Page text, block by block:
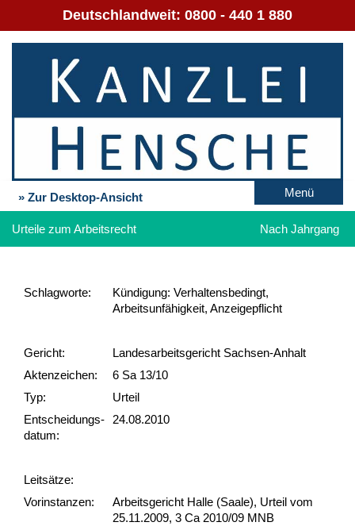
Deutschlandweit: 0800 - 440 1 880
» Zur Desktop-Ansicht Menü
Urteile zum Arbeitsrecht Nach Jahrgang
Schlag­worte:
Kündigung: Verhaltensbedingt,
Arbeitsunfähigkeit, Anzeigepflicht
Gericht:
Landesarbeitsgericht Sachsen-Anhalt
Akten­zeichen:
6 Sa 13/10
Typ:
Urteil
Ent­scheid­ungs­
datum:
24.08.2010
Leit­sätze:
Vor­ins­tan­zen:
Arbeitsgericht Halle (Saale), Urteil vom
25.11.2009, 3 Ca 2010/09 MNB